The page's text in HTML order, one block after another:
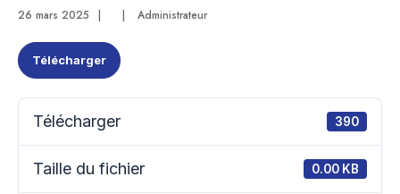
26 mars 2025 | | Administrateur
Télécharger
Télécharger 390
Taille du fichier 0.00 KB